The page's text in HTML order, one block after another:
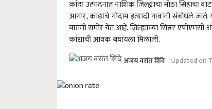
कांदा उत्पादनात नाशिक जिल्ह्याचा मोठा सिंहाचा
आगार, कांद्याचे गोदाम इत्यादी नावांनी संबोधले
बातमी समोर येत आहे. जिल्ह्याच्या सिन्नर एपीएमसी
कांद्याची आवक बघायला मिळाली.
अजय वसंत शिंदे Updated on